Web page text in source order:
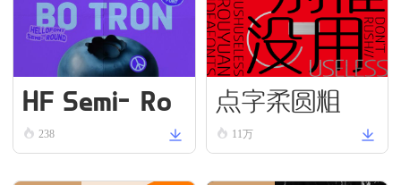
HF Semi-Ro
und VN Bold
238
点字柔圆粗
11万